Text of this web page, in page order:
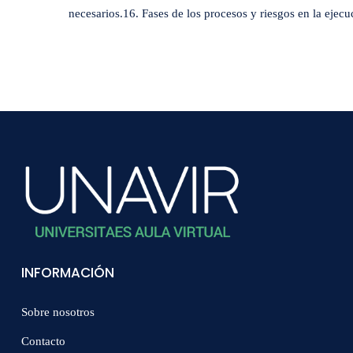
necesarios.16. Fases de los procesos y riesgos en la
INFORMACIÓN
Sobre nosotros
Contacto